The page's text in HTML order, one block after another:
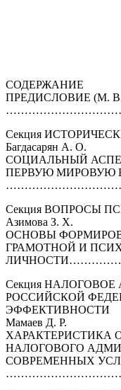
СОДЕРЖАНИЕ
ПРЕДИСЛОВИЕ (М. В.
Секция
Багдасарян А. О.
СОЦИАЛЬНЫЙ
ПЕРВУЮ МИРОВУЮ
Секция ВОПРОСЫ
Азимова З. Х.
ОСНОВЫ
ГРАМОТНОЙ И
Секция
РОССИЙСКОЙ
ЭФФЕКТИВНОСТИ
Мамаев Д. Р.
ХАРАКТЕРИСТИКА
НАЛОГОВОГО
СОВРЕМЕННЫХ